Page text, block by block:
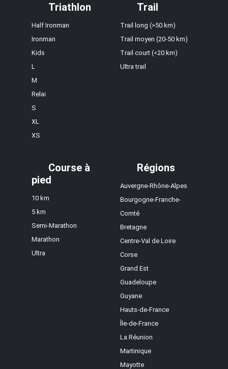
Triathlon
Half Ironman
Ironman
Kids
L
M
Relai
S
XL
XS
Trail
Trail long (>50 km)
Trail moyen (20-50 km)
Trail court (<20 km)
Ultra trail
Course à
pied
10 km
5 km
Semi-Marathon
Marathon
Ultra
Régions
Auvergne-Rhône-Alpes
Bourgogne-Franche-
Comté
Bretagne
Centre-Val de Loire
Corse
Grand Est
Guadeloupe
Guyane
Hauts-de-France
Île-de-France
La Réunion
Martinique
Mayotte